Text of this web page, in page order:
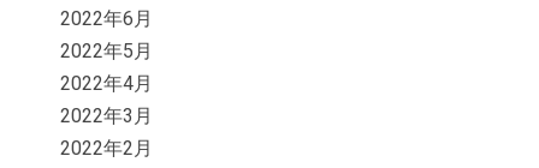
2022年6月
2022年5月
2022年4月
2022年3月
2022年2月